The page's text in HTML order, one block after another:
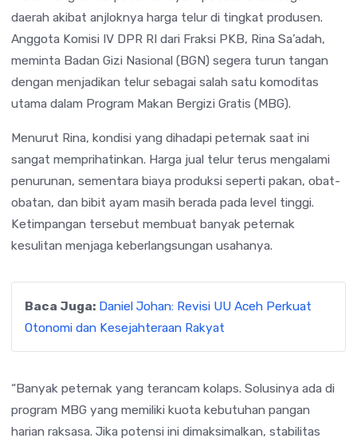
daerah akibat anjloknya harga telur di tingkat produsen.
Anggota Komisi IV DPR RI dari Fraksi PKB, Rina Sa’adah,
meminta Badan Gizi Nasional (BGN) segera turun tangan
dengan menjadikan telur sebagai salah satu komoditas
utama dalam Program Makan Bergizi Gratis (MBG).
Menurut Rina, kondisi yang dihadapi peternak saat ini
sangat memprihatinkan. Harga jual telur terus mengalami
penurunan, sementara biaya produksi seperti pakan, obat-
obatan, dan bibit ayam masih berada pada level tinggi.
Ketimpangan tersebut membuat banyak peternak
kesulitan menjaga keberlangsungan usahanya.
Baca Juga: Daniel Johan: Revisi UU Aceh Perkuat
Otonomi dan Kesejahteraan Rakyat
“Banyak peternak yang terancam kolaps. Solusinya ada di
program MBG yang memiliki kuota kebutuhan pangan
harian raksasa. Jika potensi ini dimaksimalkan, stabilitas